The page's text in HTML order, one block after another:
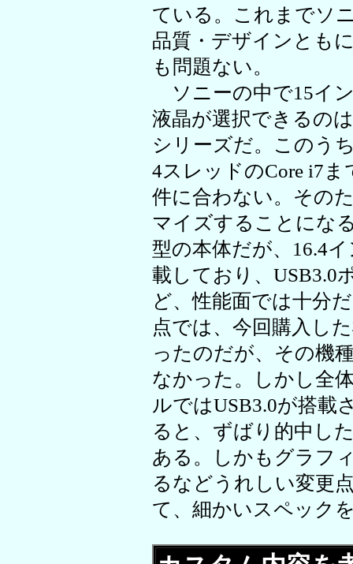
ている。これまでソ
品質・デザインとも
も問題ない。
ソニーの中で15イ
液晶が選択できるの
シリーズだ。このう
4スレッドのCore i7
件に合わない。その
マイズすることにな
型の本体だが、16.4
載しており、USB3.0
ど、性能面では十分
点では、今回購入し
ったのだが、その機
なかった。しかし全
ルではUSB3.0が搭載
ると、ずばり的中し
ある。しかもグラフ
るなどうれしい変更
て、細かいスペック